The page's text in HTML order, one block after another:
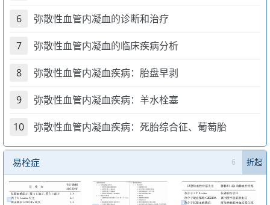
6 弥散性血管内凝血的诊断和治疗
7 弥散性血管内凝血的临床疾病分析
8 弥散性血管内凝血疾病：胎盘早剥
9 弥散性血管内凝血疾病：羊水栓塞
10 弥散性血管内凝血疾病：死胎综合征、葡萄胎
易栓症 6 折起